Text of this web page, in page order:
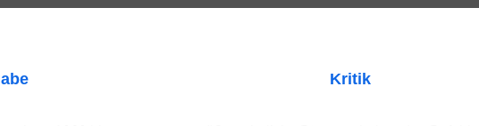
Kritik